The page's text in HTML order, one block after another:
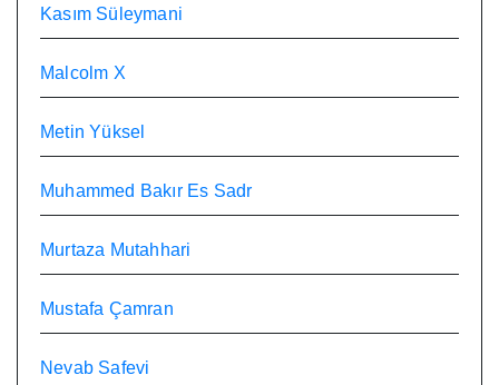
Kasım Süleymani
Malcolm X
Metin Yüksel
Muhammed Bakır Es Sadr
Murtaza Mutahhari
Mustafa Çamran
Nevab Safevi